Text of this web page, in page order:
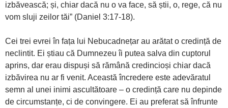
izbăvească; și, chiar dacă nu o va face, să știi, o, rege, că nu
vom sluji zeilor tăi” (Daniel 3:17-18).
Cei trei evrei în fața lui Nebucadnețar au arătat o credință de
neclintit. Ei știau că Dumnezeu îi putea salva din cuptorul
aprins, dar erau dispuși să rămână credincioși chiar dacă
izbăvirea nu ar fi venit. Această încredere este adevăratul
semn al unei inimi ascultătoare – o credință care nu depinde
de circumstanțe, ci de convingere. Ei au preferat să înfrunte